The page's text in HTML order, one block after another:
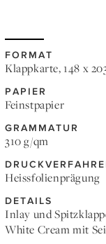
FORMAT
Klappkarte, 148 x
PAPIER
Feinstpapier
GRAMMATUR
310 g/qm
Heissfolienprägung
DETAILS
Inlay und
White Cream mit